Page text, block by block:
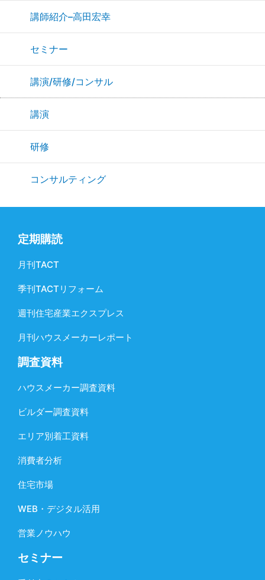
講師紹介–高田宏幸
セミナー
講演/研修/コンサル
講演
研修
コンサルティング
定期購読
月刊TACT
季刊TACTリフォーム
週刊住宅産業エクスプレス
月刊ハウスメーカーレポート
調査資料
ハウスメーカー調査資料
ビルダー調査資料
エリア別着工資料
消費者分析
住宅市場
WEB・デジタル活用
営業ノウハウ
セミナー